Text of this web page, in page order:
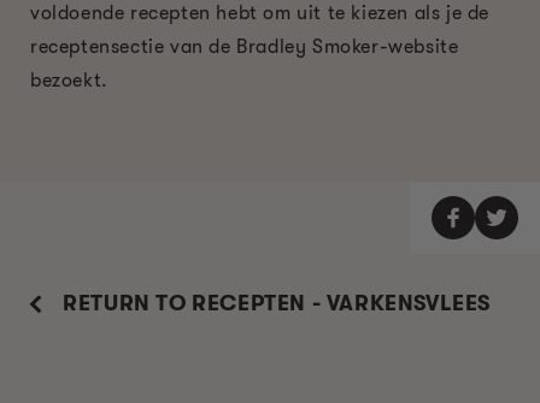
voldoende recepten hebt om uit te kiezen als je de
receptensectie van de Bradley Smoker-website
bezoekt.
RETURN TO RECEPTEN - VARKENSVLEES